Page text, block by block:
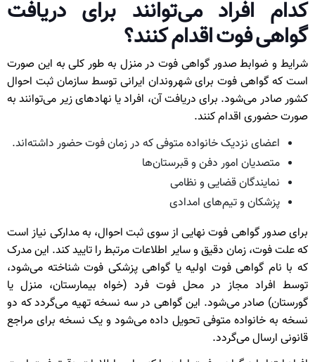
کدام افراد می‌توانند برای دریافت
گواهی فوت اقدام کنند؟
شرایط و ضوابط صدور گواهی فوت در منزل به ‌طور کلی به این صورت
است که گواهی فوت برای شهروندان ایرانی توسط سازمان ثبت احوال
کشور صادر می‌شود. برای دریافت آن، افراد یا نهادهای زیر می‌توانند به
صورت حضوری اقدام کنند.
اعضای نزدیک خانواده متوفی که در زمان فوت حضور داشته‌اند.
متصدیان امور دفن و قبرستان‌ها
نمایندگان قضایی و نظامی
پزشکان و تیم‌های امدادی
برای صدور گواهی فوت نهایی از سوی ثبت احوال، به مدارکی نیاز است
که علت فوت، زمان دقیق و سایر اطلاعات مرتبط را تایید کند. این مدرک
که با نام گواهی فوت اولیه یا گواهی پزشکی فوت شناخته می‌شود،
توسط افراد مجاز در محل فوت فرد (خواه بیمارستان، منزل یا
گورستان) صادر می‌شود. این گواهی در سه نسخه تهیه می‌گردد که دو
نسخه به خانواده متوفی تحویل داده می‌شود و یک نسخه برای مراجع
قانونی ارسال می‌گردد.